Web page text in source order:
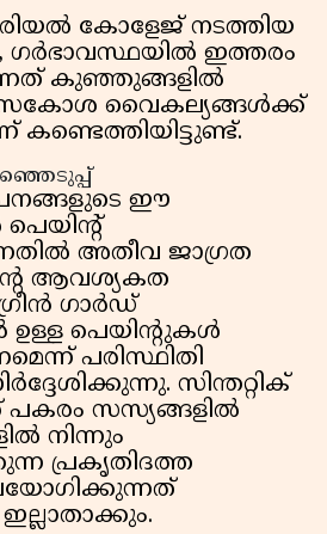
കോളേജ് നടത്തിയ
ഇത്തരം
കുഞ്ഞുങ്ങളിൽ
വൈകല്യങ്ങൾക്ക്
ഈ
അതീവ ജാഗ്രത
ആവശ്യകത
ഗാർഡ്
ഉള്ള പെയിന്റുകൾ
പരിസ്ഥിതി
സിന്തറ്റിക്
പകരം സസ്യങ്ങളിൽ
നിന്നും
പ്രകൃതിദത്ത